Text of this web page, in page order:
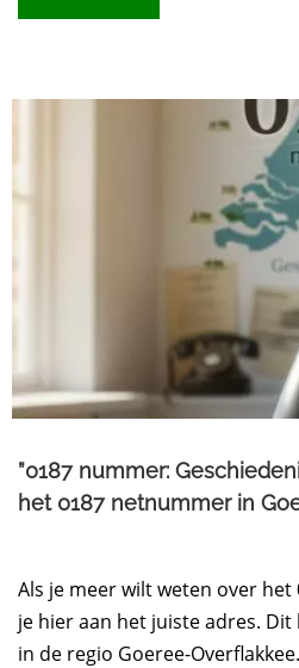
”0187 nummer:
het 0187 netnummer in
Als je meer wilt weten over
je hier aan het juiste adres.
in de regio Goeree-